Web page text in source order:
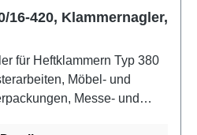
16-420, Klammernagler,
für Heftklammern Typ 380
Messe- und